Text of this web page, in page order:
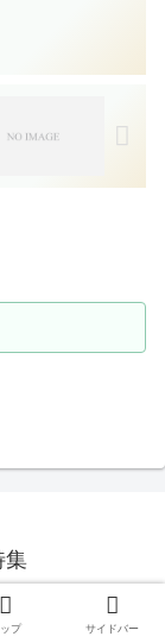
集
.
ップ サイドバー